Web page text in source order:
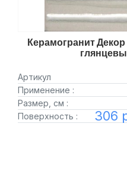
Керамогранит
Артикул
Применение :
Размер, см :
Поверхность :
306